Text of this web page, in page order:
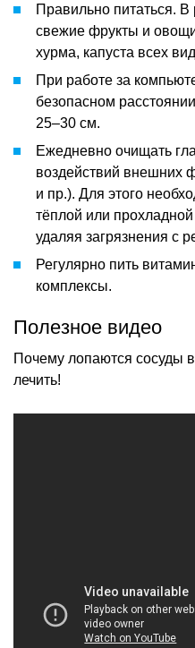
Правильно питаться.
свежие фрукты и
хурма, капуста всех
При работе за
безопасном
25–30 см.
Ежедневно очищать
воздействий внешних
и пр.). Для этого
тёплой или
удаляя загрязнения с
Регулярно пить
комплексы.
Полезное видео
Почему лопаются сосуды
лечить!